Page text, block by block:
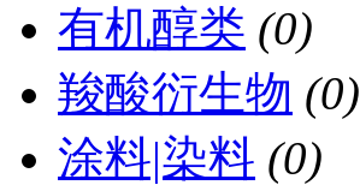
有机醇类 (0)
羧酸衍生物 (0)
涂料|染料 (0)